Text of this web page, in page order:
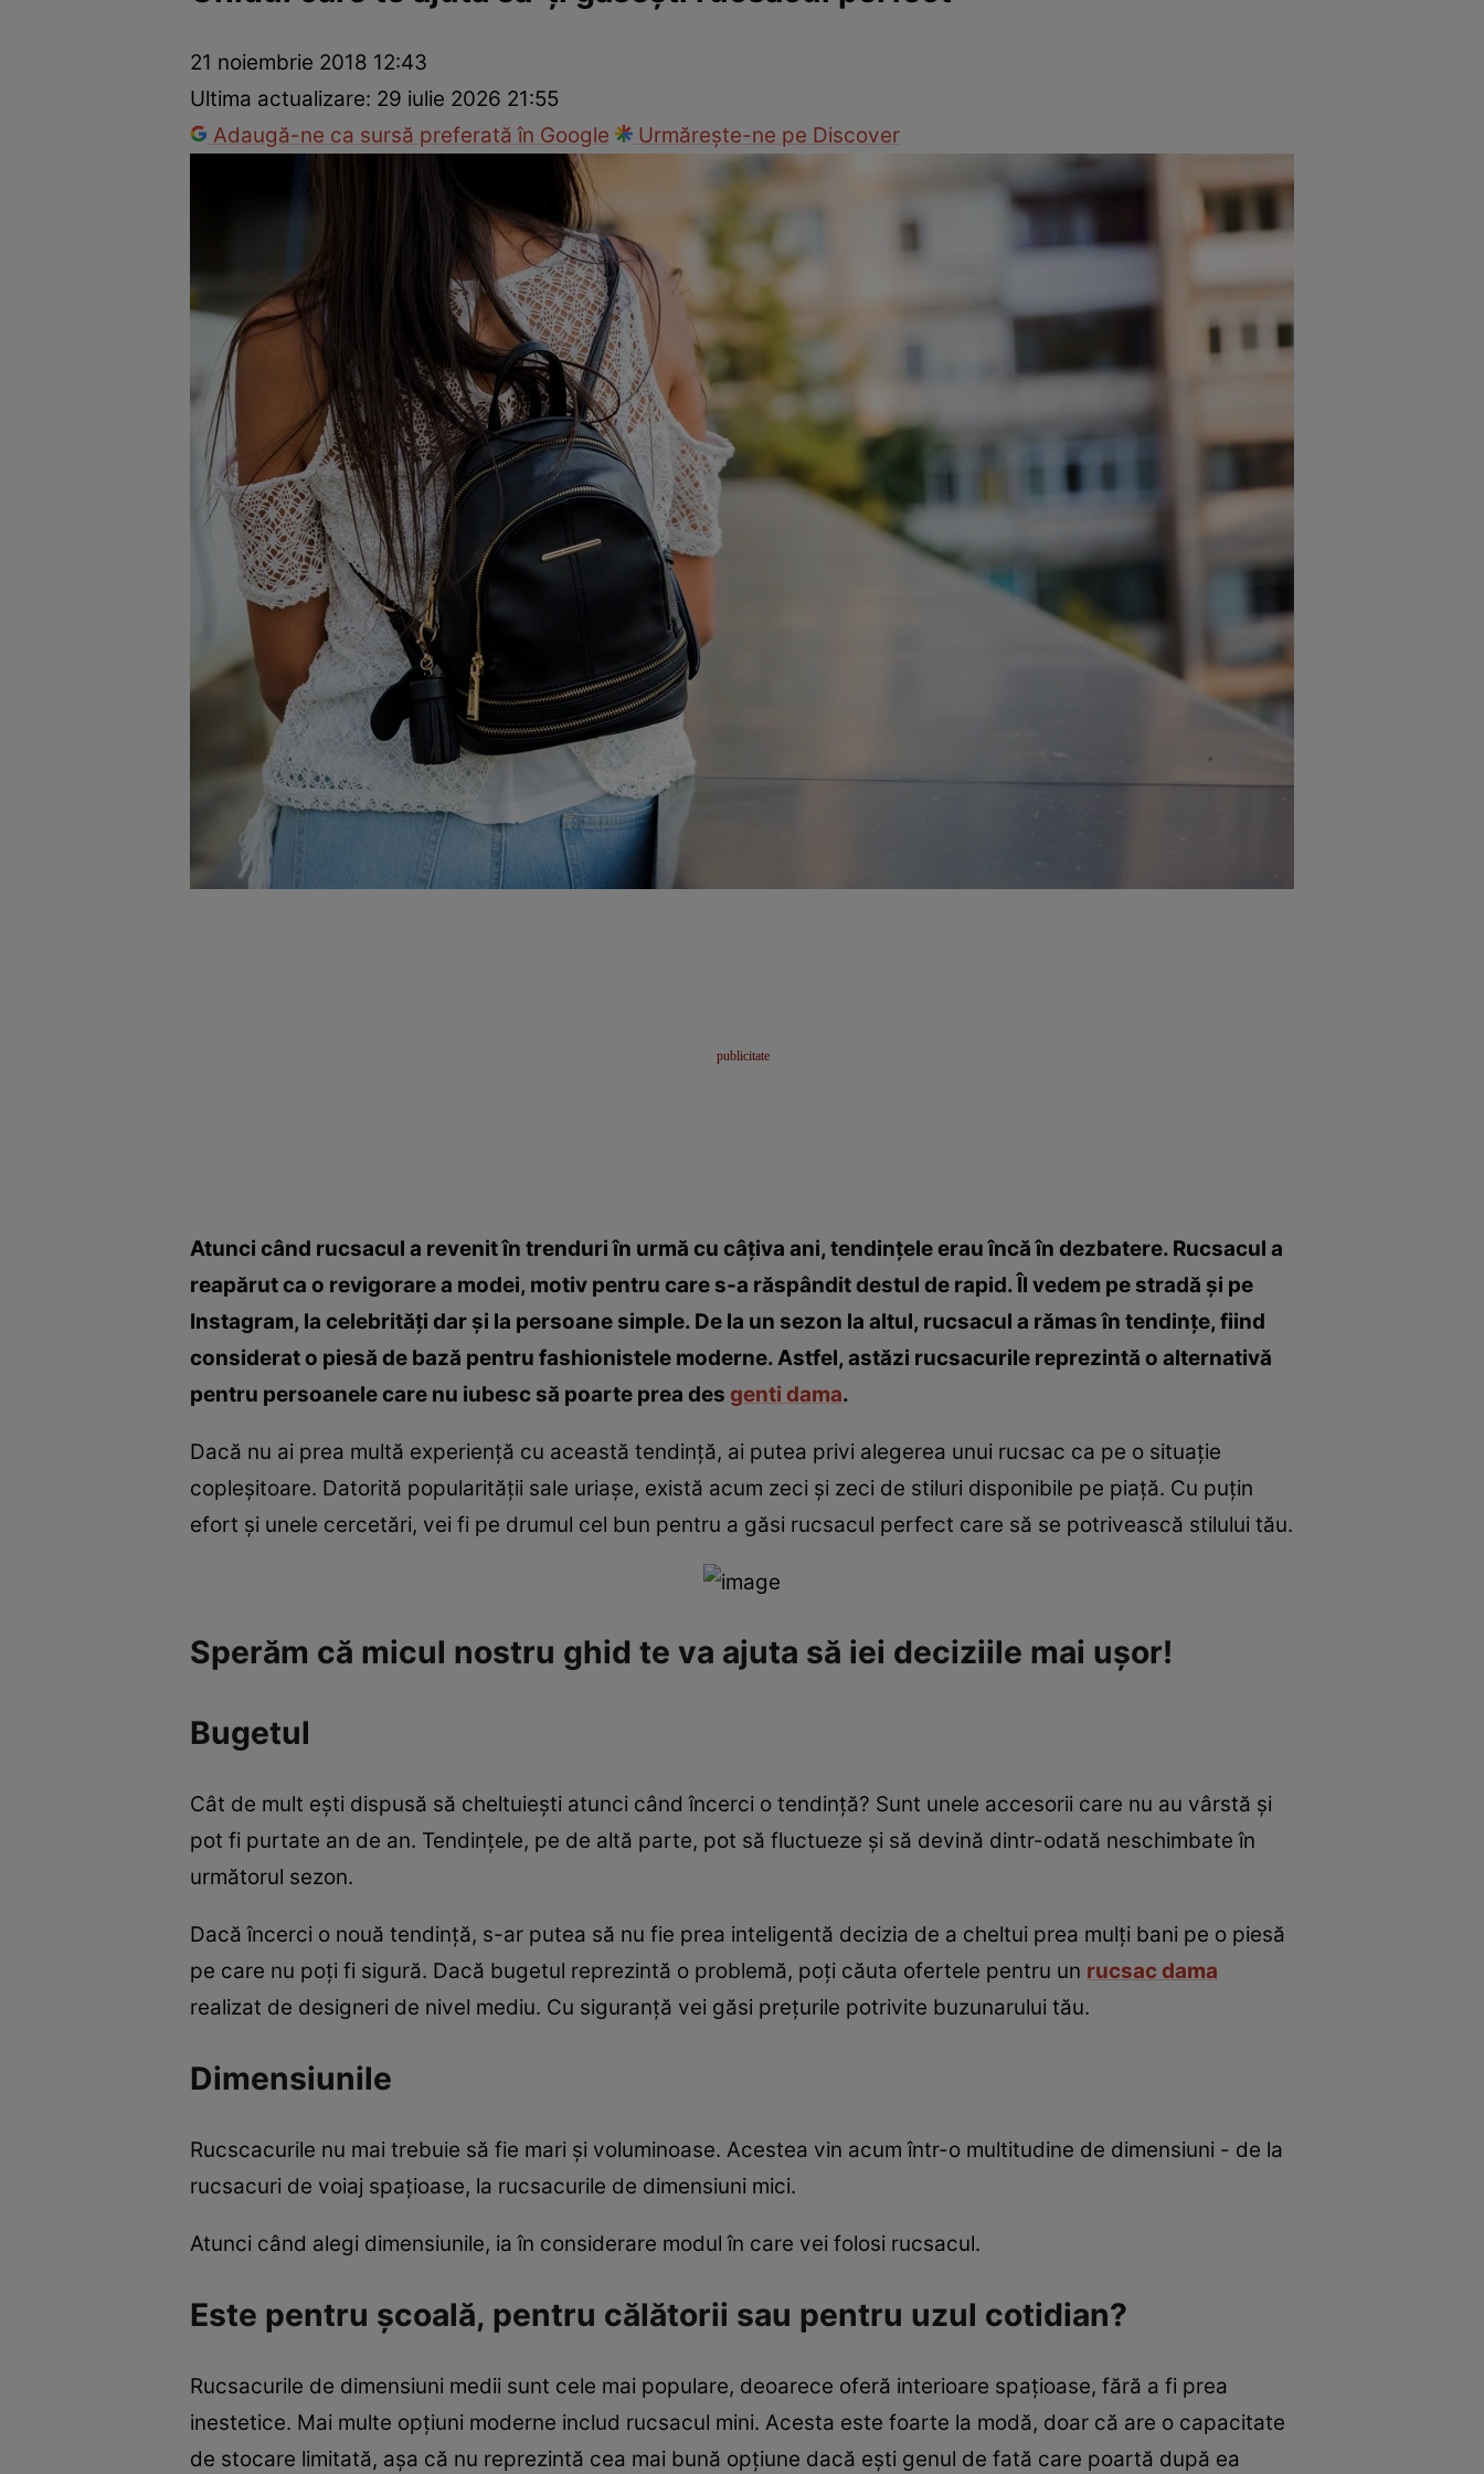
Dragoste și SexEvenimente
21 noiembrie 2018 12:43
Ultima actualizare: 29 iulie 2026 21:55
Adaugă-ne ca sursă preferată în Google
Urmărește-ne pe Discover
Atunci când rucsacul a revenit în trenduri în urmă cu câţiva ani, tendinţele erau încă în dezbatere. Rucsacul a
reapărut ca o revigorare a modei, motiv pentru care s-a răspândit destul de rapid. Îl vedem pe stradă şi pe
Instagram, la celebrităţi dar şi la persoane simple. De la un sezon la altul, rucsacul a rămas în tendinţe, fiind
considerat o piesă de bază pentru fashionistele moderne. Astfel, astăzi rucsacurile reprezintă o alternativă
pentru persoanele care nu iubesc să poarte prea des genti dama.
Dacă nu ai prea multă experienţă cu această tendinţă, ai putea privi alegerea unui rucsac ca pe o situaţie
copleşitoare. Datorită popularităţii sale uriaşe, există acum zeci şi zeci de stiluri disponibile pe piaţă. Cu puţin
efort şi unele cercetări, vei fi pe drumul cel bun pentru a găsi rucsacul perfect care să se potrivească stilului tău.
Sperăm că micul nostru ghid te va ajuta să iei deciziile mai uşor!
Bugetul
Cât de mult eşti dispusă să cheltuieşti atunci când încerci o tendinţă? Sunt unele accesorii care nu au vârstă şi
pot fi purtate an de an. Tendinţele, pe de altă parte, pot să fluctueze şi să devină dintr-odată neschimbate în
următorul sezon.
Dacă încerci o nouă tendinţă, s-ar putea să nu fie prea inteligentă decizia de a cheltui prea mulţi bani pe o piesă
pe care nu poţi fi sigură. Dacă bugetul reprezintă o problemă, poţi căuta ofertele pentru un rucsac dama
realizat de designeri de nivel mediu. Cu siguranţă vei găsi preţurile potrivite buzunarului tău.
Dimensiunile
Rucscacurile nu mai trebuie să fie mari şi voluminoase. Acestea vin acum într-o multitudine de dimensiuni - de la
rucsacuri de voiaj spaţioase, la rucsacurile de dimensiuni mici.
Atunci când alegi dimensiunile, ia în considerare modul în care vei folosi rucsacul.
Este pentru şcoală, pentru călătorii sau pentru uzul cotidian?
Rucsacurile de dimensiuni medii sunt cele mai populare, deoarece oferă interioare spaţioase, fără a fi prea
inestetice. Mai multe opţiuni moderne includ rucsacul mini. Acesta este foarte la modă, doar că are o capacitate
de stocare limitată, aşa că nu reprezintă cea mai bună opţiune dacă eşti genul de fată care poartă după ea